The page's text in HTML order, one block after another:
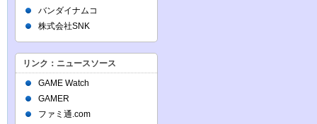
バンダイナムコ
株式会社SNK
リンク：ニュースソース
GAME Watch
GAMER
ファミ通.com